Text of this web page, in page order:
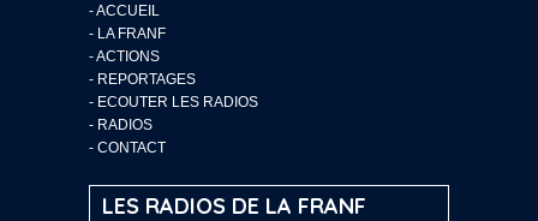
-ACCUEIL
- LA FRANF
-ACTIONS
- REPORTAGES
- ECOUTER LES RADIOS
- RADIOS
- CONTACT
LES RADIOS DE LA FRANF